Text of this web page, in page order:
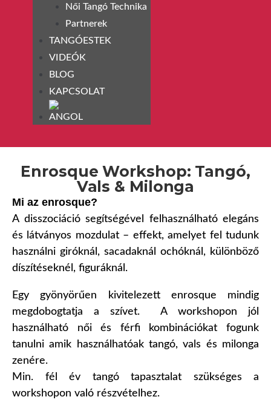
Női Tangó Technika
Partnerek
TANGÓESTEK
VIDEÓK
BLOG
KAPCSOLAT
Enrosque Workshop: Tangó,
Vals & Milonga
Mi az enrosque?
A disszociáció segítségével felhasználható elegáns
és látványos mozdulat – effekt, amelyet fel tudunk
használni giróknál, sacadaknál ochóknál, különböző
díszítéseknél, figuráknál.
Egy gyönyörűen kivitelezett enrosque mindig
megdobogtatja a szívet. A workshopon jól
használható női és férfi kombinációkat fogunk
tanulni amik használhatóak tangó, vals és milonga
zenére.
Min. fél év tangó tapasztalat szükséges a
workshopon való részvételhez.